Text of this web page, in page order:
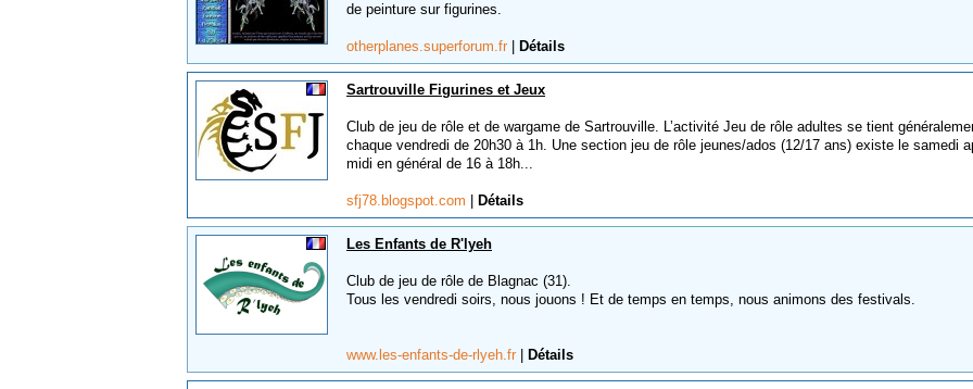
de peinture sur figurines.
otherplanes.superforum.fr Détails
Sartrouville Figurines et Jeux
Club de jeu de rôle et de wargame de Sartrouville. L’activité Jeu de rôle adultes se tient
chaque vendredi de 20h30 à 1h. Une section jeu de rôle jeunes/ados (12/17 ans) existe le samedi
midi en général de 16 à 18h...
sfj78.blogspot.com Détails
Les Enfants de R'lyeh
Club de jeu de rôle de Blagnac (31).
Tous les vendredi soirs, nous jouons ! Et de temps en temps, nous animons des festivals.
www.les-enfants-de-rlyeh.fr Détails